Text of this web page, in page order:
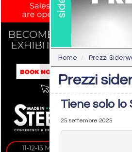
Home Prezzi
Prezzi
Tiene solo lo
25 settembre 2025